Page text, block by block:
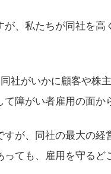
、私たちが同社を
社がいかに顧客や株
障がい者雇用の面か
が、同社の最大の
ても、雇用を守るど